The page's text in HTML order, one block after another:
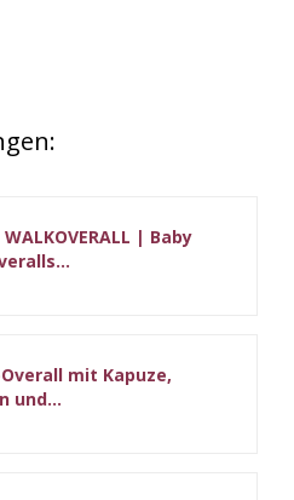
| Baby
mit Kapuze,
und...